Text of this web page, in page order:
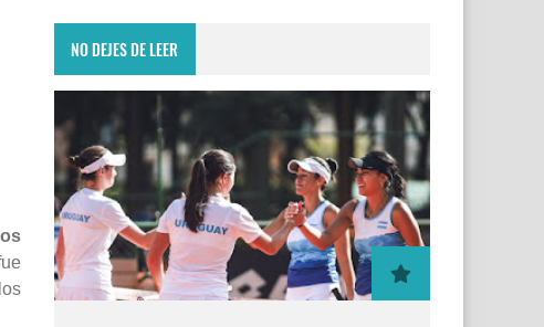
NO DEJES DE LEER